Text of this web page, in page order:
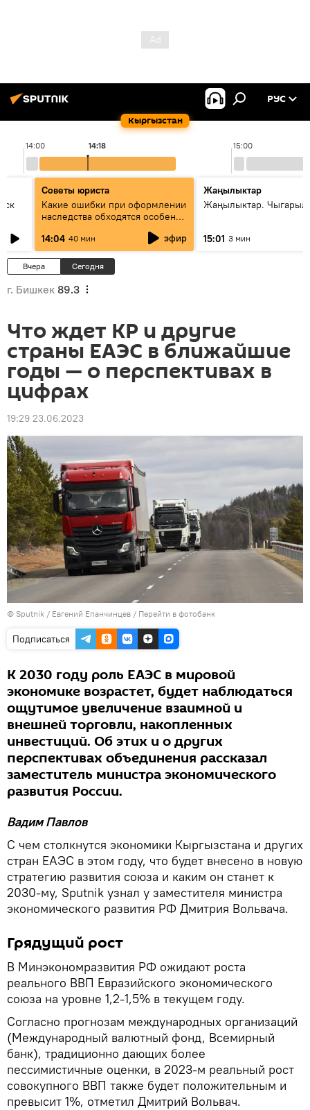
Кыргызстан
РУС
14:00 15:00
14:18
Советы юриста
Какие ошибки при оформлении
наследства обходятся особенно
дорого - советы юриста
14:04 40 мин эфир
Жаңылыктар
Жаңылыктар.
15:01 3 мин
Вчера Сегодня
г. Бишкек 89.3
Что ждет КР и другие
страны ЕАЭС в ближайшие
годы — о перспективах в
цифрах
19:29 23.06.2023
© Sputnik / Евгений Епанчинцев / Перейти в фотобанк
Подписаться
К 2030 году роль ЕАЭС в мировой
экономике возрастет, будет наблюдаться
ощутимое увеличение взаимной и
внешней торговли, накопленных
инвестиций. Об этих и о других
перспективах объединения рассказал
заместитель министра экономического
развития России.
Вадим Павлов
С чем столкнутся экономики Кыргызстана и других
стран ЕАЭС в этом году, что будет внесено в новую
стратегию развития союза и каким он станет к
2030-му, Sputnik узнал у заместителя министра
экономического развития РФ Дмитрия Вольвача.
Грядущий рост
В Минэкономразвития РФ ожидают роста
реального ВВП Евразийского экономического
союза на уровне 1,2-1,5% в текущем году.
Согласно прогнозам международных организаций
(Международный валютный фонд, Всемирный
банк), традиционно дающих более
пессимистичные оценки, в 2023-м реальный рост
совокупного ВВП также будет положительным и
превысит 1%, отметил Дмитрий Вольвач.